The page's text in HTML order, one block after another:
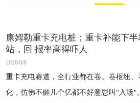
康姆勒重卡充电桩；重卡补能下
站，回 报率高得吓人
2026/8/8
重卡充电赛道，全行业都在卷。卷枢纽
化，仿佛不砸几个亿都不好意思叫"入场"